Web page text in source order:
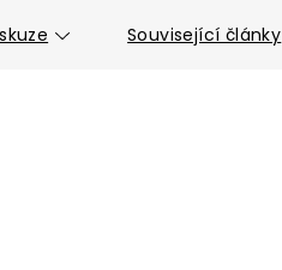
Související články